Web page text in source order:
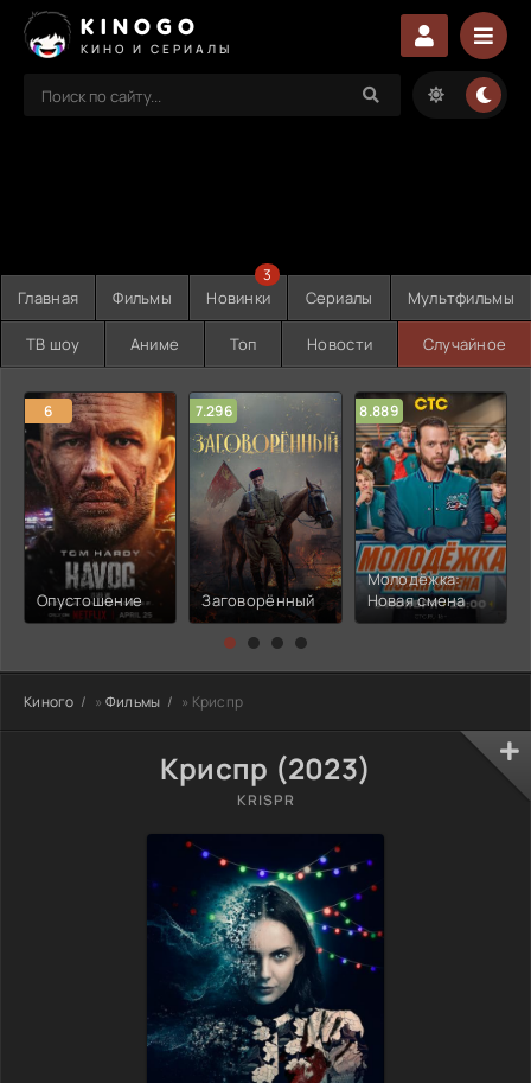
KINOGO
КИНО И СЕРИАЛЫ
Главная Фильмы Новинки
3
Сериалы Мультфильмы
ТВ шоу Аниме Топ Новости Случайное
6
Опустошение
7.296
Заговорённый
8.889
Молодёжка:
Новая смена
Киного » Фильмы » Криспр
Криспр (2023)
KRISPR